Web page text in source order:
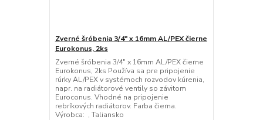
Zverné šróbenia 3/4" x 16mm AL/PEX čierne
Eurokonus, 2ks
Zverné šróbenia 3/4" x 16mm AL/PEX čierne
Eurokonus, 2ks Používa sa pre pripojenie
rúrky AL/PEX v systémoch rozvodov kúrenia,
napr. na radiátorové ventily so závitom
Euroconus. Vhodné na pripojenie
rebríkových radiátorov. Farba čierna.
Výrobca: , Taliansko